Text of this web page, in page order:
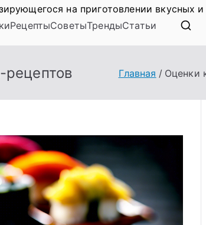
на приготовлении вкусных
РецептыСоветыТрендыСтатьи
рецептов Главная Оценки